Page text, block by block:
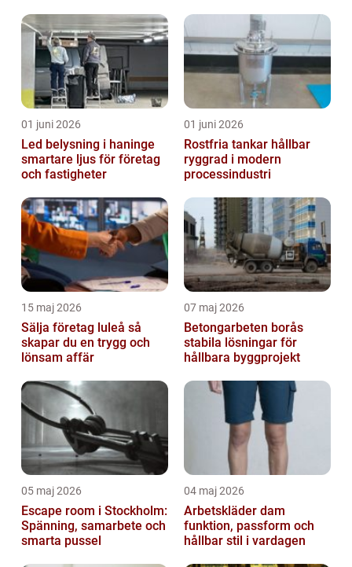
01 juni 2026
Led belysning i haninge
smartare ljus för företag
och fastigheter
01 juni 2026
Rostfria tankar hållbar
ryggrad i modern
processindustri
15 maj 2026
Sälja företag luleå så
skapar du en trygg och
lönsam affär
07 maj 2026
Betongarbeten borås
stabila lösningar för
hållbara byggprojekt
05 maj 2026
Escape room i Stockholm:
Spänning, samarbete och
smarta pussel
04 maj 2026
Arbetskläder dam
funktion, passform och
hållbar stil i vardagen